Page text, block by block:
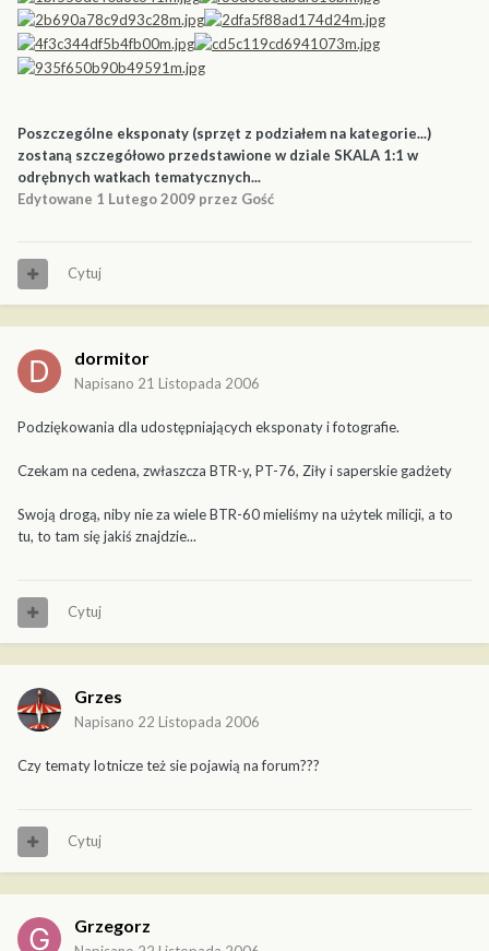
Poszczególne eksponaty (sprzęt z podziałem na kategorie...)
zostaną szczegółowo przedstawione w dziale SKALA 1:1 w
odrębnych watkach tematycznych...
Edytowane 1 Lutego 2009 przez Gość
Cytuj
dormitor
Napisano 21 Listopada 2006
Podziękowania dla udostępniających eksponaty i fotografie.
Czekam na cedena, zwłaszcza BTR-y, PT-76, Ziły i saperskie gadżety
Swoją drogą, niby nie za wiele BTR-60 mieliśmy na użytek milicji, a to
tu, to tam się jakiś znajdzie...
Cytuj
Grzes
Napisano 22 Listopada 2006
Czy tematy lotnicze też sie pojawią na forum???
Cytuj
Grzegorz